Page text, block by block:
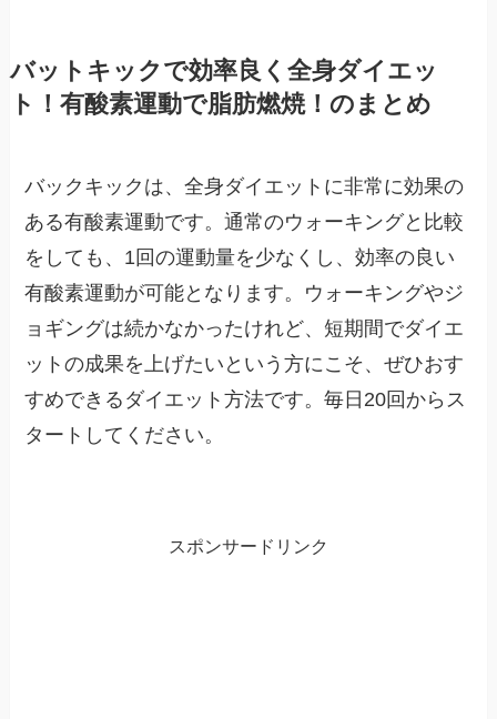
バットキックで効率良く全身ダイエッ
ト！有酸素運動で脂肪燃焼！のまとめ
バックキックは、全身ダイエットに非常に効果の
ある有酸素運動です。通常のウォーキングと比較
をしても、1回の運動量を少なくし、効率の良い
有酸素運動が可能となります。ウォーキングやジ
ョギングは続かなかったけれど、短期間でダイエ
ットの成果を上げたいという方にこそ、ぜひおす
すめできるダイエット方法です。毎日20回からス
タートしてください。
スポンサードリンク